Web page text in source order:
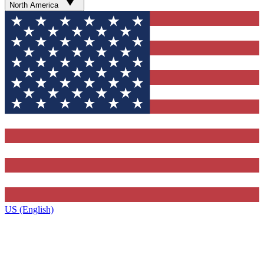
North America
US (English)